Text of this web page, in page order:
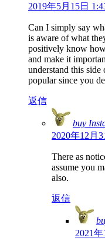
2019年5月15日
Can I simply say
is aware of what
positively know
and make it
understand this
popular since you
返信
buy
2020年12月
There as
assume you
also.
返信
2021